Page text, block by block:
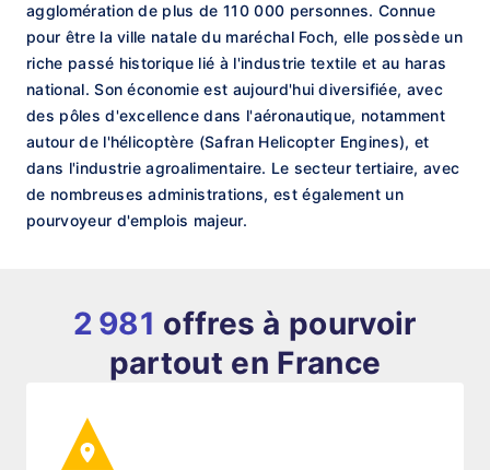
agglomération de plus de 110 000 personnes. Connue
pour être la ville natale du maréchal Foch, elle possède un
riche passé historique lié à l'industrie textile et au haras
national. Son économie est aujourd'hui diversifiée, avec
des pôles d'excellence dans l'aéronautique, notamment
autour de l'hélicoptère (Safran Helicopter Engines), et
dans l'industrie agroalimentaire. Le secteur tertiaire, avec
de nombreuses administrations, est également un
pourvoyeur d'emplois majeur.
2 981 offres à pourvoir
partout en France